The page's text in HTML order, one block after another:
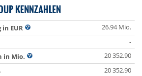
KENNZAHLEN
EUR
26.94 Mio.
-
in Mio.
20 352.90
20 352.90